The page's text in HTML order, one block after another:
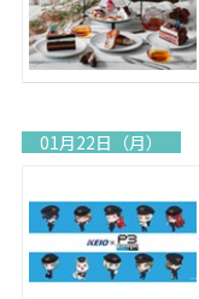
01月22日（月）